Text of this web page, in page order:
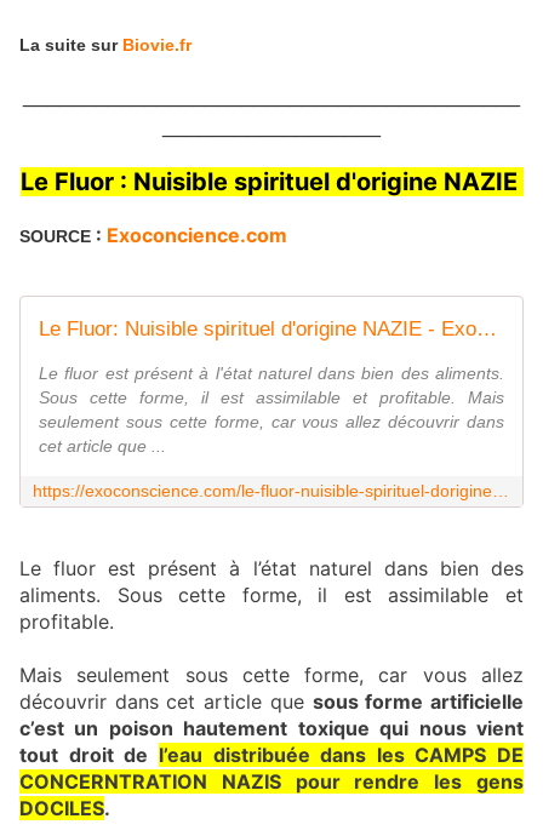
La suite surBiovie.fr
Le Fluor : Nuisible spirituel d'origine NAZIE
SOURCE : Exoconcience.com
Le Fluor: Nuisible spirituel d'origine NAZIE - Exoconscience.com
Le fluor est présent à l'état naturel dans bien des aliments.
Sous cette forme, il est assimilable et profitable. Mais
seulement sous cette forme, car vous allez découvrir dans
cet article que ...
Le fluor est présent à l’état naturel dans bien des
aliments. Sous cette forme, il est assimilable et
profitable.
Mais seulement sous cette forme, car vous allez
découvrir dans cet article que sous forme artificielle
c’est un poison hautement toxique qui nous vient
tout droit de l’eau distribuée dans les CAMPS DE
CONCERNTRATION NAZIS pour rendre les gens
DOCILES.